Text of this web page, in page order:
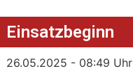
Einsatzbeginn
26.05.2025 - 08:49 Uhr